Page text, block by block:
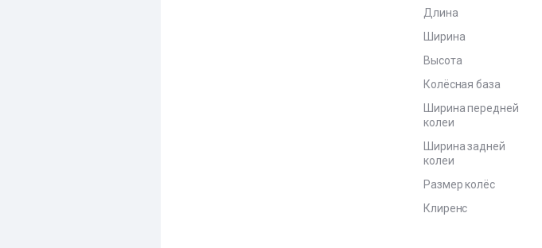
Длина
Ширина
Высота
Колёсная база
Ширина передней
колеи
Ширина задней
колеи
Размер колёс
Клиренс